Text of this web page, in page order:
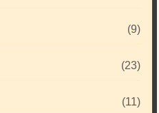
(9)
(23)
(11)